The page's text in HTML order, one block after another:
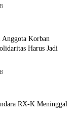
Anggota Korban
Harus Jadi
RX-K Meninggal